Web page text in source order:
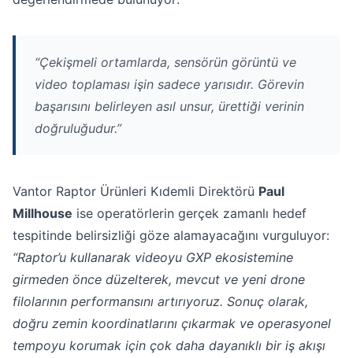
“Çekişmeli ortamlarda, sensörün görüntü ve
video toplaması işin sadece yarısıdır. Görevin
başarısını belirleyen asıl unsur, ürettiği verinin
doğruluğudur.”
Vantor Raptor Ürünleri Kıdemli Direktörü Paul
Millhouse ise operatörlerin gerçek zamanlı hedef
tespitinde belirsizliği göze alamayacağını vurguluyor:
“Raptor’u kullanarak videoyu GXP ekosistemine
girmeden önce düzelterek, mevcut ve yeni drone
filolarının performansını artırıyoruz. Sonuç olarak,
doğru zemin koordinatlarını çıkarmak ve operasyonel
tempoyu korumak için çok daha dayanıklı bir iş akışı